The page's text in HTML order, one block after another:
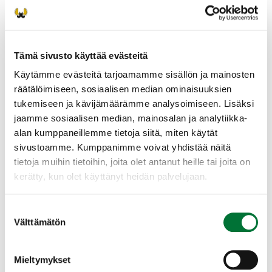
Tämä sivusto käyttää evästeitä
Käytämme evästeitä tarjoamamme sisällön ja mainosten
räätälöimiseen, sosiaalisen median ominaisuuksien
tukemiseen ja kävijämäärämme analysoimiseen. Lisäksi
jaamme sosiaalisen median, mainosalan ja analytiikka-
alan kumppaneillemme tietoja siitä, miten käytät
sivustoamme. Kumppanimme voivat yhdistää näitä
tietoja muihin tietoihin, joita olet antanut heille tai joita on
kerätty, kun olet käyttänyt heidän palvelujaan.
valinta
Välttämätön
Mieltymykset
Metsästysvuosi 2026-2027 alkoi 1. elokuuta.